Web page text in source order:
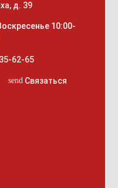
д. 39
10:00-
62-65
send Связаться